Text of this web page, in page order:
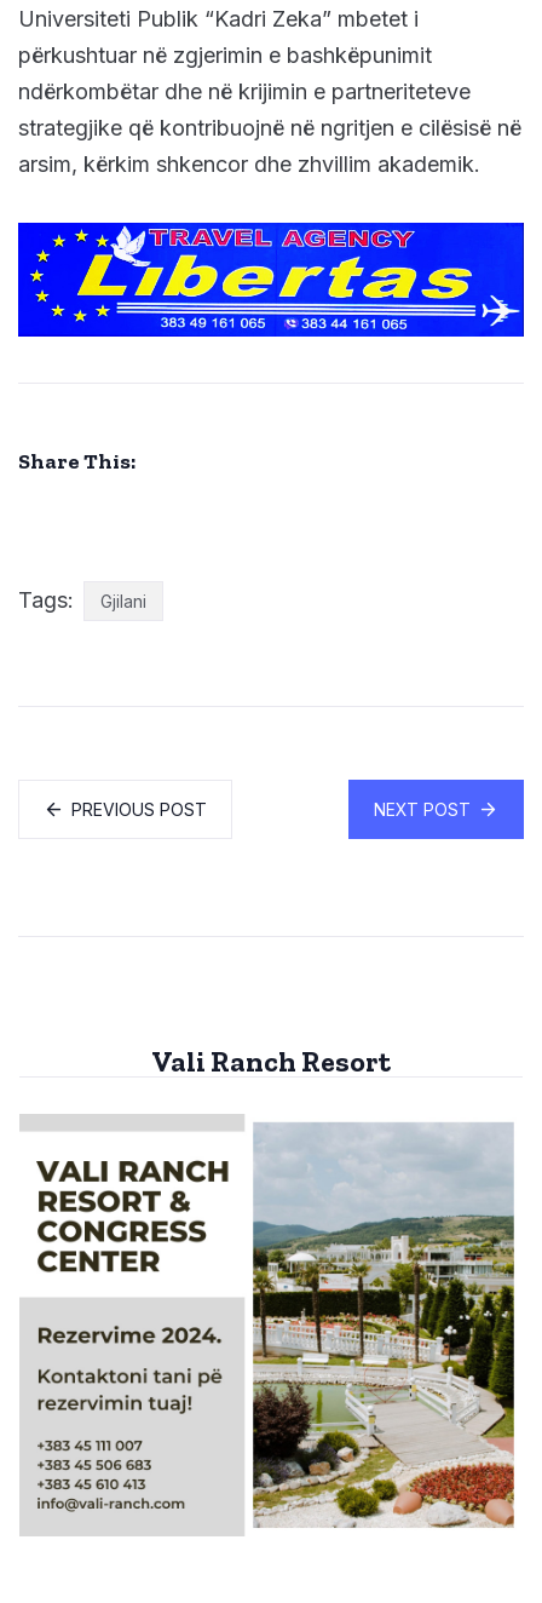
Universiteti Publik “Kadri Zeka” mbetet i
përkushtuar në zgjerimin e bashkëpunimit
ndërkombëtar dhe në krijimin e partneriteteve
strategjike që kontribuojnë në ngritjen e cilësisë në
arsim, kërkim shkencor dhe zhvillim akademik.
Share This:
Tags: Gjilani
PREVIOUS POST NEXT POST
Vali Ranch Resort